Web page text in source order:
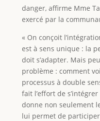
danger, affirme Mme
exercé par la
« On conçoit
est à sens unique : la
doit s’adapter. Mais
problème : comment
processus à double
fait l’effort de
donne non seulement
lui permet de